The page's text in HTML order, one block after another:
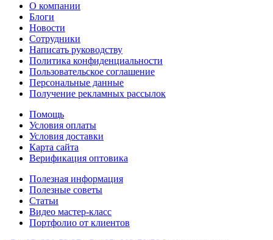
О компании
Блоги
Новости
Сотрудники
Написать руководству
Политика конфиденциальности
Пользовательское соглашение
Персональные данные
Получение рекламных рассылок
Помощь
Условия оплаты
Условия доставки
Карта сайта
Верификация оптовика
Полезная информация
Полезные советы
Статьи
Видео мастер-класс
Портфолио от клиентов